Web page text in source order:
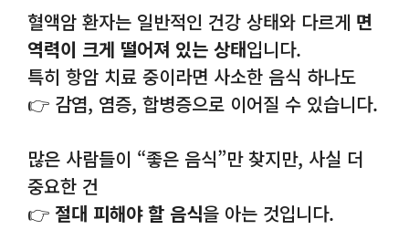
혈액암 환자는 일반적인 건강 상태와 다르게 면
역력이 크게 떨어져 있는 상태입니다.
특히 항암 치료 중이라면 사소한 음식 하나도
👉 감염, 염증, 합병증으로 이어질 수 있습니다.
많은 사람들이 “좋은 음식”만 찾지만, 사실 더
중요한 건
👉 절대 피해야 할 음식을 아는 것입니다.